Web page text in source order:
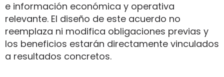
e información económica y operativa
relevante. El diseño de este acuerdo no
reemplaza ni modifica obligaciones previas y
los beneficios estarán directamente vinculados
a resultados concretos.